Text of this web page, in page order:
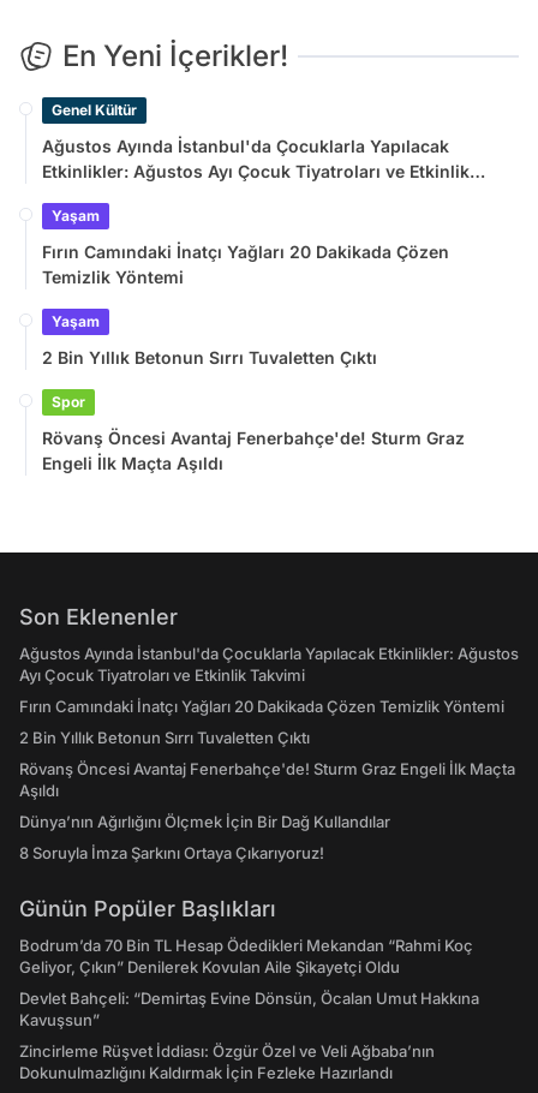
En Yeni İçerikler!
Genel Kültür
Ağustos Ayında İstanbul'da Çocuklarla Yapılacak
Etkinlikler: Ağustos Ayı Çocuk Tiyatroları ve Etkinlik
Yaşam
Fırın Camındaki İnatçı Yağları 20 Dakikada Çözen
Temizlik Yöntemi
Yaşam
2 Bin Yıllık Betonun Sırrı Tuvaletten Çıktı
Spor
Rövanş Öncesi Avantaj Fenerbahçe'de! Sturm Graz
Engeli İlk Maçta Aşıldı
Son Eklenenler
Ağustos Ayında İstanbul'da Çocuklarla Yapılacak Etkinlikler: Ağustos
Ayı Çocuk Tiyatroları ve Etkinlik Takvimi
Fırın Camındaki İnatçı Yağları 20 Dakikada Çözen Temizlik Yöntemi
2 Bin Yıllık Betonun Sırrı Tuvaletten Çıktı
Rövanş Öncesi Avantaj Fenerbahçe'de! Sturm Graz Engeli İlk Maçta
Aşıldı
Dünya’nın Ağırlığını Ölçmek İçin Bir Dağ Kullandılar
8 Soruyla İmza Şarkını Ortaya Çıkarıyoruz!
Günün Popüler Başlıkları
Bodrum’da 70 Bin TL Hesap Ödedikleri Mekandan “Rahmi Koç
Geliyor, Çıkın” Denilerek Kovulan Aile Şikayetçi Oldu
Devlet Bahçeli: “Demirtaş Evine Dönsün, Öcalan Umut Hakkına
Kavuşsun”
Zincirleme Rüşvet İddiası: Özgür Özel ve Veli Ağbaba’nın
Dokunulmazlığını Kaldırmak İçin Fezleke Hazırlandı